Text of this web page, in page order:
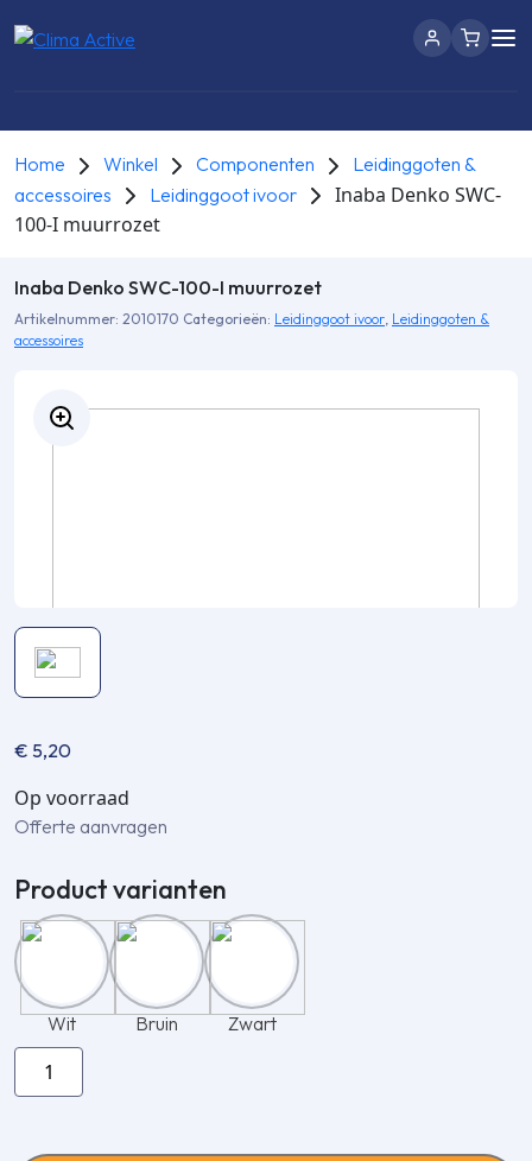
Home Winkel Componenten
Leidinggoten &
accessoires
Leidinggoot ivoor
Inaba Denko SWC-
100-I muurrozet
Inaba Denko SWC-100-I muurrozet
Artikelnummer: 2010170 Categorieën: Leidinggoot ivoor, Leidinggoten &
accessoires
€ 5,20
Op voorraad
Offerte aanvragen
Product varianten
Wit Bruin
Zwart
Inaba
Denko